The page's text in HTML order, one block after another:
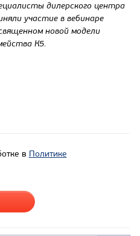
дилерского центра
участие в вебинаре
новой модели
К5.
в Политике